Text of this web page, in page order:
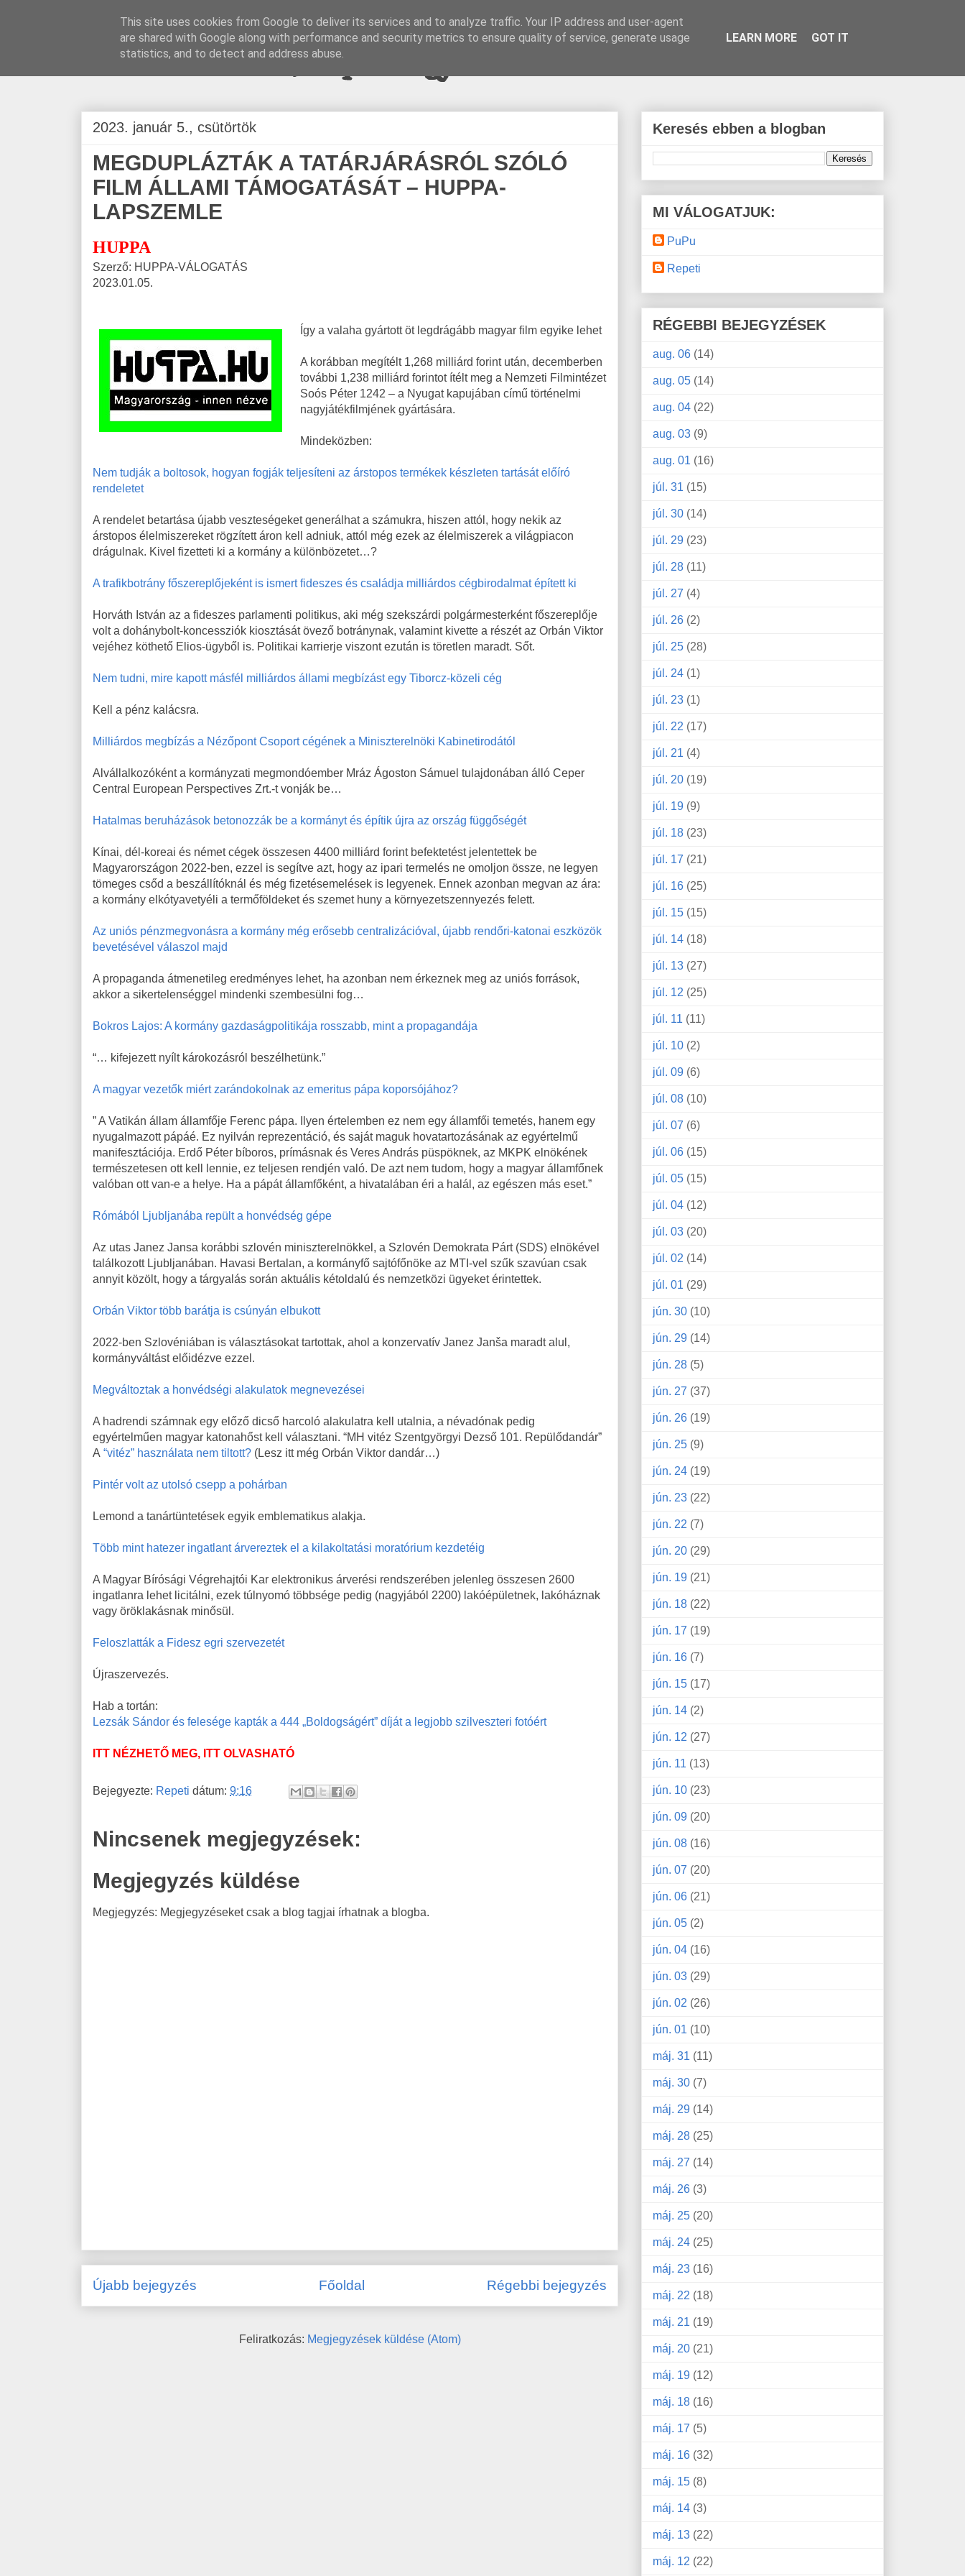
BLOGÁSZAT, napi blogjava
2023. január 5., csütörtök
MEGDUPLÁZTÁK A TATÁRJÁRÁSRÓL SZÓLÓ
FILM ÁLLAMI TÁMOGATÁSÁT – HUPPA-
LAPSZEMLE
HUPPA
Szerző: HUPPA-VÁLOGATÁS
2023.01.05.
Így a valaha gyártott öt legdrágább magyar film egyike lehet
A korábban megítélt 1,268 milliárd forint után, decemberben
további 1,238 milliárd forintot ítélt meg a Nemzeti Filmintézet
Soós Péter 1242 – a Nyugat kapujában című történelmi
nagyjátékfilmjének gyártására.
Mindeközben:
Nem tudják a boltosok, hogyan fogják teljesíteni az árstopos termékek készleten tartását előíró
rendeletet
A rendelet betartása újabb veszteségeket generálhat a számukra, hiszen attól, hogy nekik az
árstopos élelmiszereket rögzített áron kell adniuk, attól még ezek az élelmiszerek a világpiacon
drágulnak. Kivel fizetteti ki a kormány a különbözetet…?
A trafikbotrány főszereplőjeként is ismert fideszes és családja milliárdos cégbirodalmat épített ki
Horváth István az a fideszes parlamenti politikus, aki még szekszárdi polgármesterként főszereplője
volt a dohánybolt-koncessziók kiosztását övező botránynak, valamint kivette a részét az Orbán Viktor
vejéhez köthető Elios-ügyből is. Politikai karrierje viszont ezután is töretlen maradt. Sőt.
Nem tudni, mire kapott másfél milliárdos állami megbízást egy Tiborcz-közeli cég
Kell a pénz kalácsra.
Milliárdos megbízás a Nézőpont Csoport cégének a Miniszterelnöki Kabinetirodától
Alvállalkozóként a kormányzati megmondóember Mráz Ágoston Sámuel tulajdonában álló Ceper
Central European Perspectives Zrt.-t vonják be…
Hatalmas beruházások betonozzák be a kormányt és építik újra az ország függőségét
Kínai, dél-koreai és német cégek összesen 4400 milliárd forint befektetést jelentettek be
Magyarországon 2022-ben, ezzel is segítve azt, hogy az ipari termelés ne omoljon össze, ne legyen
tömeges csőd a beszállítóknál és még fizetésemelések is legyenek. Ennek azonban megvan az ára:
a kormány elkótyavetyéli a termőföldeket és szemet huny a környezetszennyezés felett.
Az uniós pénzmegvonásra a kormány még erősebb centralizációval, újabb rendőri-katonai eszközök
bevetésével válaszol majd
A propaganda átmenetileg eredményes lehet, ha azonban nem érkeznek meg az uniós források,
akkor a sikertelenséggel mindenki szembesülni fog…
Bokros Lajos: A kormány gazdaságpolitikája rosszabb, mint a propagandája
“… kifejezett nyílt károkozásról beszélhetünk.”
A magyar vezetők miért zarándokolnak az emeritus pápa koporsójához?
” A Vatikán állam államfője Ferenc pápa. Ilyen értelemben ez nem egy államfői temetés, hanem egy
nyugalmazott pápáé. Ez nyilván reprezentáció, és saját maguk hovatartozásának az egyértelmű
manifesztációja. Erdő Péter bíboros, prímásnak és Veres András püspöknek, az MKPK elnökének
természetesen ott kell lennie, ez teljesen rendjén való. De azt nem tudom, hogy a magyar államfőnek
valóban ott van-e a helye. Ha a pápát államfőként, a hivatalában éri a halál, az egészen más eset.”
Rómából Ljubljanába repült a honvédség gépe
Az utas Janez Jansa korábbi szlovén miniszterelnökkel, a Szlovén Demokrata Párt (SDS) elnökével
találkozott Ljubljanában. Havasi Bertalan, a kormányfő sajtófőnöke az MTI-vel szűk szavúan csak
annyit közölt, hogy a tárgyalás során aktuális kétoldalú és nemzetközi ügyeket érintettek.
Orbán Viktor több barátja is csúnyán elbukott
2022-ben Szlovéniában is választásokat tartottak, ahol a konzervatív Janez Janša maradt alul,
kormányváltást előidézve ezzel.
Megváltoztak a honvédségi alakulatok megnevezései
A hadrendi számnak egy előző dicső harcoló alakulatra kell utalnia, a névadónak pedig
egyértelműen magyar katonahőst kell választani. “MH vitéz Szentgyörgyi Dezső 101. Repülődandár”
A “vitéz” használata nem tiltott? (Lesz itt még Orbán Viktor dandár…)
Pintér volt az utolsó csepp a pohárban
Lemond a tanártüntetések egyik emblematikus alakja.
Több mint hatezer ingatlant árvereztek el a kilakoltatási moratórium kezdetéig
A Magyar Bírósági Végrehajtói Kar elektronikus árverési rendszerében jelenleg összesen 2600
ingatlanra lehet licitálni, ezek túlnyomó többsége pedig (nagyjából 2200) lakóépületnek, lakóháznak
vagy öröklakásnak minősül.
Feloszlatták a Fidesz egri szervezetét
Újraszervezés.
Hab a tortán:
Lezsák Sándor és felesége kapták a 444 „Boldogságért” díját a legjobb szilveszteri fotóért
ITT NÉZHETŐ MEG, ITT OLVASHATÓ
Bejegyezte: Repeti dátum: 9:16
Nincsenek megjegyzések:
Megjegyzés küldése
Megjegyzés: Megjegyzéseket csak a blog tagjai írhatnak a blogba.
Újabb bejegyzés Régebbi bejegyzés
Főoldal
Feliratkozás: Megjegyzések küldése (Atom)
Keresés ebben a blogban
MI VÁLOGATJUK:
PuPu
Repeti
RÉGEBBI BEJEGYZÉSEK
aug. 06 (14)
aug. 05 (14)
aug. 04 (22)
aug. 03 (9)
aug. 01 (16)
júl. 31 (15)
júl. 30 (14)
júl. 29 (23)
júl. 28 (11)
júl. 27 (4)
júl. 26 (2)
júl. 25 (28)
júl. 24 (1)
júl. 23 (1)
júl. 22 (17)
júl. 21 (4)
júl. 20 (19)
júl. 19 (9)
júl. 18 (23)
júl. 17 (21)
júl. 16 (25)
júl. 15 (15)
júl. 14 (18)
júl. 13 (27)
júl. 12 (25)
júl. 11 (11)
júl. 10 (2)
júl. 09 (6)
júl. 08 (10)
júl. 07 (6)
júl. 06 (15)
júl. 05 (15)
júl. 04 (12)
júl. 03 (20)
júl. 02 (14)
júl. 01 (29)
jún. 30 (10)
jún. 29 (14)
jún. 28 (5)
jún. 27 (37)
jún. 26 (19)
jún. 25 (9)
jún. 24 (19)
jún. 23 (22)
jún. 22 (7)
jún. 20 (29)
jún. 19 (21)
jún. 18 (22)
jún. 17 (19)
jún. 16 (7)
jún. 15 (17)
jún. 14 (2)
jún. 12 (27)
jún. 11 (13)
jún. 10 (23)
jún. 09 (20)
jún. 08 (16)
jún. 07 (20)
jún. 06 (21)
jún. 05 (2)
jún. 04 (16)
jún. 03 (29)
jún. 02 (26)
jún. 01 (10)
máj. 31 (11)
máj. 30 (7)
máj. 29 (14)
máj. 28 (25)
máj. 27 (14)
máj. 26 (3)
máj. 25 (20)
máj. 24 (25)
máj. 23 (16)
máj. 22 (18)
máj. 21 (19)
máj. 20 (21)
máj. 19 (12)
máj. 18 (16)
máj. 17 (5)
máj. 16 (32)
máj. 15 (8)
máj. 14 (3)
máj. 13 (22)
máj. 12 (22)
This site uses cookies from Google to deliver its services and to analyze traffic. Your IP address and user-agent
are shared with Google along with performance and security metrics to ensure quality of service, generate usage
statistics, and to detect and address abuse.
LEARN MORE GOT IT